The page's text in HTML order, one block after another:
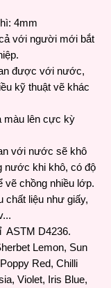
4mm
với người mới bắt
được với nước,
kỹ thuật vẽ khác
màu lên cực kỳ
với nước sẽ khô
nước khi khô, có độ
vẽ chồng nhiều lớp.
chất liệu như giấy,
ASTM D4236.
Lemon, Sun
Red, Chilli
Violet, Iris Blue,